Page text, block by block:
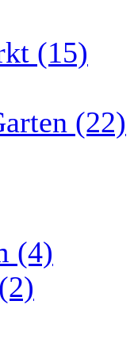
(15)
(22)
(4)